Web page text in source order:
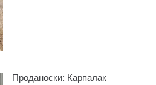
Проданоски: Карпалак